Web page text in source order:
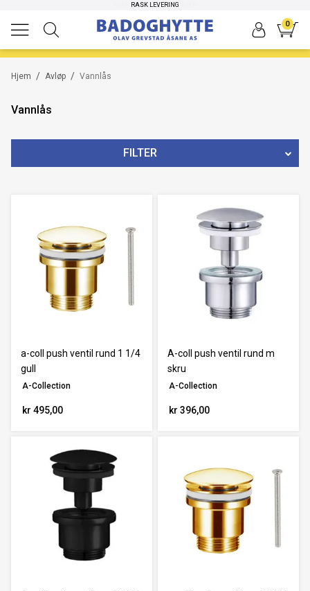
RASK LEVERING
HØYKVALITETS PRODUKTER
0
/
Hjem /
Avløp Vannlås
Vannlås
FILTER
FARGE
NOK
Nullstill
a-coll push ventil rund 1 1/4
gull
A-Collection
kr 495,00
A-coll push ventil rund m
skru
A-Collection
kr 396,00